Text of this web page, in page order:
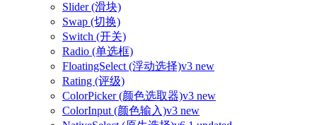
Slider (滑块)
Swap (切换)
Switch (开关)
Radio (单选框)
FloatingSelect (浮动选择)v3 new
Rating (评级)
ColorPicker (颜色选取器)v3 new
ColorInput (颜色输入)v3 new